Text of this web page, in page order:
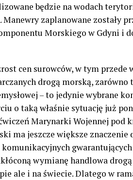
będzie na wodach
Manewry zaplanowane zostały
Morskiego w Gdyni i
cen surowców, w tym
drogą morską,
– to jedynie wybrane
o taką właśnie sytuację już
Marynarki Wojennej pod
ma jeszcze większe
wymianę handlowa
ale i na świecie. Dlatego w